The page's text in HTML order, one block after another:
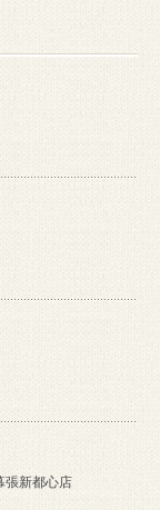
張新都心店